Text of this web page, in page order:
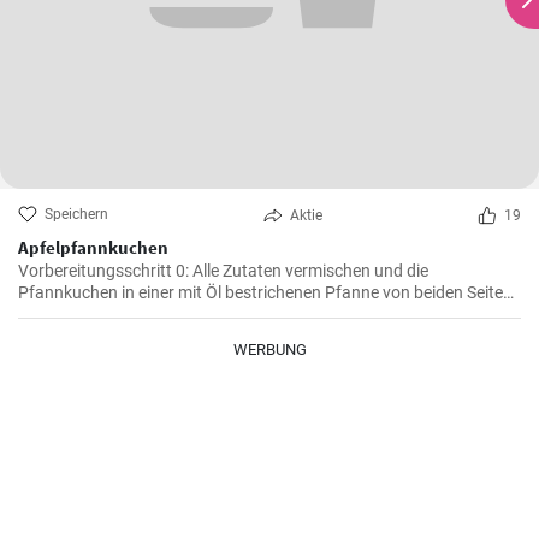
Speichern Aktie 19
Apfelpfannkuchen
Vorbereitungsschritt 0: Alle Zutaten vermischen und die
Pfannkuchen in einer mit Öl bestrichenen Pfanne von beiden Seiten
braten.
WERBUNG